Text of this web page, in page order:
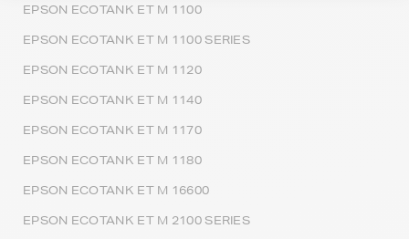
EPSON ECOTANK ET M 1100
EPSON ECOTANK ET M 1100 SERIES
EPSON ECOTANK ET M 1120
EPSON ECOTANK ET M 1140
EPSON ECOTANK ET M 1170
EPSON ECOTANK ET M 1180
EPSON ECOTANK ET M 16600
EPSON ECOTANK ET M 2100 SERIES